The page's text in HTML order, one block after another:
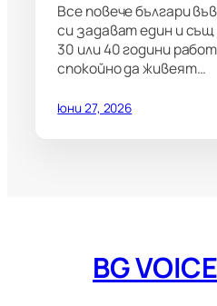
Все повече българи
си задават един и същ
30 или 40 години
спокойно да живеят…
юни 27, 2026
BG